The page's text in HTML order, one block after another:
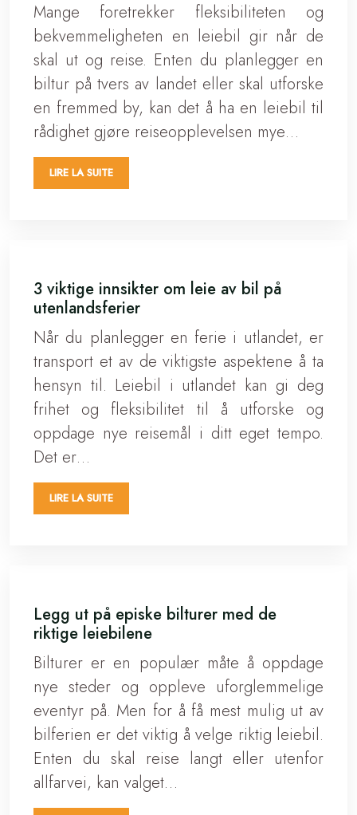
Mange foretrekker fleksibiliteten og
bekvemmeligheten en leiebil gir når de
skal ut og reise. Enten du planlegger en
biltur på tvers av landet eller skal utforske
en fremmed by, kan det å ha en leiebil til
rådighet gjøre reiseopplevelsen mye…
LIRE LA SUITE
3 viktige innsikter om leie av bil på
utenlandsferier
Når du planlegger en ferie i utlandet, er
transport et av de viktigste aspektene å ta
hensyn til. Leiebil i utlandet kan gi deg
frihet og fleksibilitet til å utforske og
oppdage nye reisemål i ditt eget tempo.
Det er…
LIRE LA SUITE
Legg ut på episke bilturer med de
riktige leiebilene
Bilturer er en populær måte å oppdage
nye steder og oppleve uforglemmelige
eventyr på. Men for å få mest mulig ut av
bilferien er det viktig å velge riktig leiebil.
Enten du skal reise langt eller utenfor
allfarvei, kan valget…